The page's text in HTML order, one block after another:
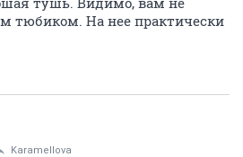
тюбиком. На нее практически
Karamellova